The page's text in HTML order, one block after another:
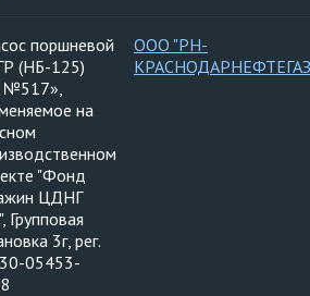
поршневой
(НБ-125)
№517»,
на
"Фонд
ЦДНГ
Групповая
3г, рег.
05453-
ООО "РН-